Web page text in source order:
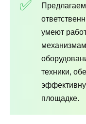
умеют
техники,
площадке.